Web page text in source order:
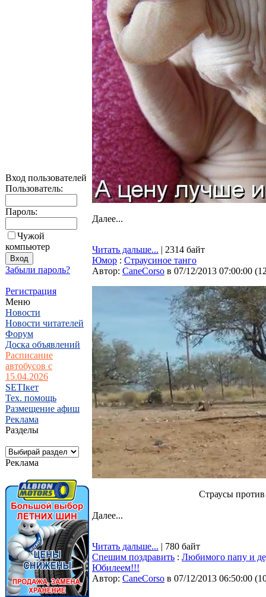
Вход пользователей
Пользователь:
Пароль:
Чужой
компьютер
Забыли пароль?
Регистрация
Меню
Новости
Новости читателей
Форум
Доска объявлений
Расписание
автобусов с
15.04.2026
SETIкет
Тех. помощь
Размещение афиш
Реклама
Разделы
Реклама
Далее...
Читать дальше... | 2314 байт
Юмор : Страусиное танго
Автор: CaneCorso в 07/12/2013 07:00:00 (
Страусы
Далее...
Читать дальше... | 780 байт
Спешим поздравить : Любимого папу и
Юбилеем!!!
Автор: CaneCorso в 07/12/2013 06:50:00 (